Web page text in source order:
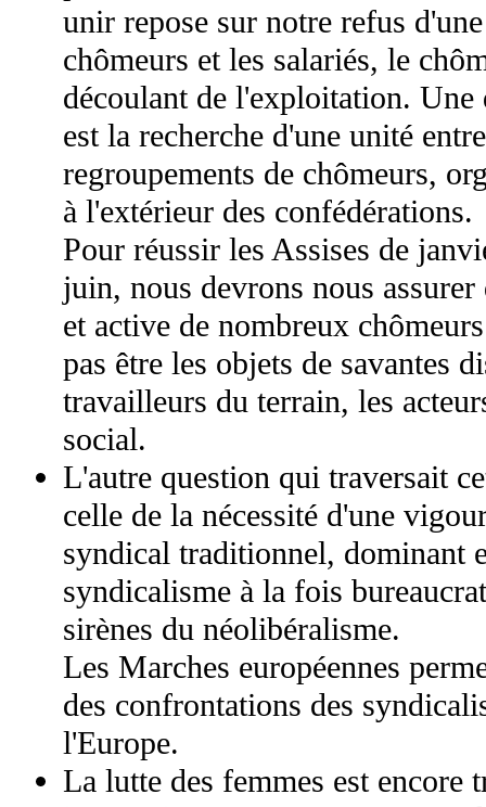
unir repose sur notre refus
chômeurs et les salariés, le
découlant de l'exploitation. Une
est la recherche d'une unité
regroupements de chômeurs,
à l'extérieur des confédérations.
Pour réussir les Assises de
juin, nous devrons nous
et active de nombreux
pas être les objets de savantes
travailleurs du terrain, les
social.
L'autre question qui traversait
celle de la nécessité d'une
syndical traditionnel, dominant
syndicalisme à la fois
sirènes du néolibéralisme.
Les Marches européennes
des confrontations des
l'Europe.
La lutte des femmes est encore